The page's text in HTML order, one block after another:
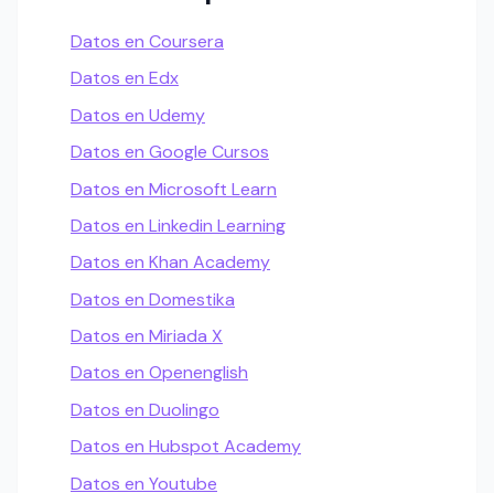
Datos en Coursera
Datos en Edx
Datos en Udemy
Datos en Google Cursos
Datos en Microsoft Learn
Datos en Linkedin Learning
Datos en Khan Academy
Datos en Domestika
Datos en Miriada X
Datos en Openenglish
Datos en Duolingo
Datos en Hubspot Academy
Datos en Youtube